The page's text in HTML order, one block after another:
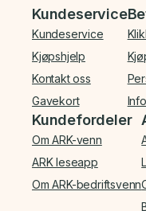
Bunnmeny
Kundeservice
Kundeservice
Kjøpshjelp
Kontakt oss
Gavekort
Kundefordeler
Om ARK-venn
ARK leseapp
Om ARK-bedriftsvenn